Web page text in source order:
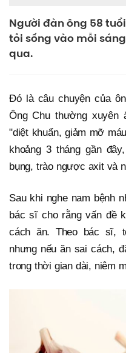
Người đàn ông 58
tỏi sống vào mỗi
qua.
Đó là câu chuyện của
Ông Chu thường
"diệt khuẩn, giảm mỡ
khoảng 3 tháng gần
bụng, trào ngược axit và
Sau khi nghe nam bệnh
bác sĩ cho rằng vấn đề
cách ăn. Theo bác sĩ,
nhưng nếu ăn sai cách,
trong thời gian dài, niêm